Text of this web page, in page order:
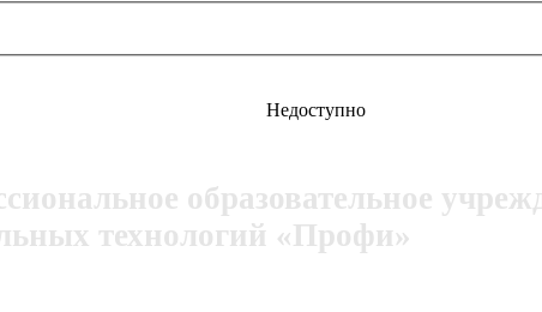
Недоступно
образовательное
технологий «Профи»